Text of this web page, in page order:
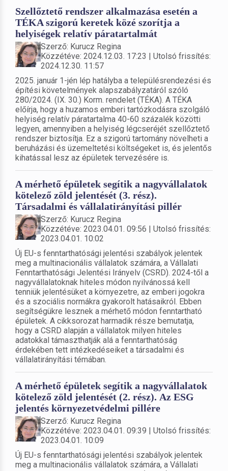
Szellőztető rendszer alkalmazása esetén a
TÉKA szigorú keretek közé szorítja a
helyiségek relatív páratartalmát
Szerző: Kurucz Regina
Közzétéve: 2024.12.03. 17:23 | Utolsó frissítés:
2024.12.30. 11:57
2025. január 1-jén lép hatályba a településrendezési és
építési követelmények alapszabályzatáról szóló
280/2024. (IX. 30.) Korm. rendelet (TÉKA). A TÉKA
előírja, hogy a huzamos emberi tartózkodásra szolgáló
helyiség relatív páratartalma 40-60 százalék közötti
legyen, amennyiben a helyiség légcseréjét szellőztető
rendszer biztosítja. Ez a szigorú tartomány növelheti a
beruházási és üzemeltetési költségeket is, és jelentős
kihatással lesz az épületek tervezésére is.
A mérhető épületek segítik a nagyvállalatok
kötelező zöld jelentését (3. rész).
Társadalmi és vállalatirányítási pillér
Szerző: Kurucz Regina
Közzétéve: 2023.04.01. 09:56 | Utolsó frissítés:
2023.04.01. 10:02
Új EU-s fenntarthatósági jelentési szabályok jelentek
meg a multinacionális vállalatok számára, a Vállalati
Fenntarthatósági Jelentési Irányelv (CSRD). 2024-től a
nagyvállalatoknak hiteles módon nyilvánossá kell
tenniük jelentésüket a környezetre, az emberi jogokra
és a szociális normákra gyakorolt hatásaikról. Ebben
segítségükre lesznek a mérhető módon fenntartható
épületek. A cikksorozat harmadik része bemutatja,
hogy a CSRD alapján a vállalatok milyen hiteles
adatokkal támaszthatják alá a fenntarthatóság
érdekében tett intézkedéseiket a társadalmi és
vállalatirányítási témában.
A mérhető épületek segítik a nagyvállalatok
kötelező zöld jelentését (2. rész). Az ESG
jelentés környezetvédelmi pillére
Szerző: Kurucz Regina
Közzétéve: 2023.04.01. 09:39 | Utolsó frissítés:
2023.04.01. 10:09
Új EU-s fenntarthatósági jelentési szabályok jelentek
meg a multinacionális vállalatok számára, a Vállalati